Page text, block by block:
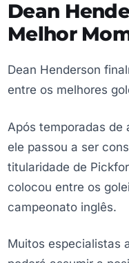
Dean
Melhor
Dean Henderson
entre os melhores
Após temporadas de
ele passou a ser
titularidade de
colocou entre os
campeonato inglês.
Muitos especialistas